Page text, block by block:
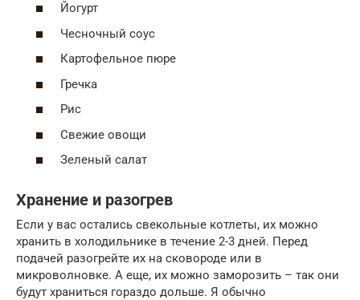
Йогурт
Чесночный соус
Картофельное пюре
Гречка
Рис
Свежие овощи
Зеленый салат
Хранение и разогрев
Если у вас остались свекольные котлеты, их можно
хранить в холодильнике в течение 2-3 дней. Перед
подачей разогрейте их на сковороде или в
микроволновке. А еще, их можно заморозить – так они
будут храниться гораздо дольше. Я обычно